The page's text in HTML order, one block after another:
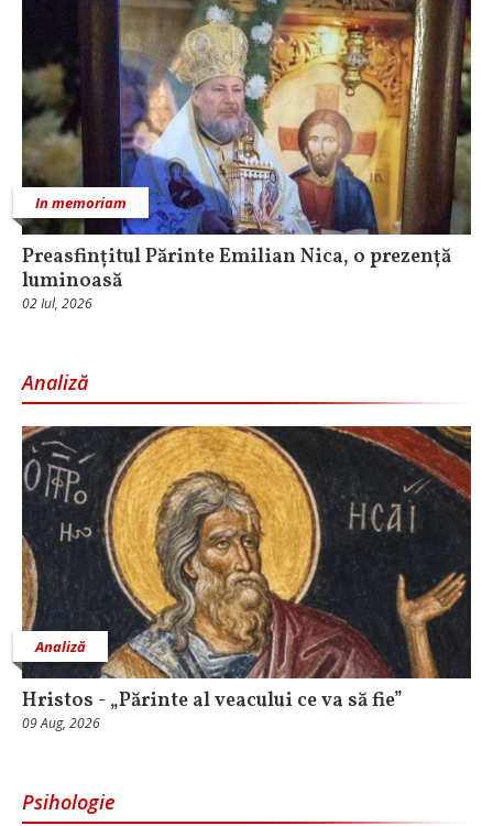
In memoriam
Preasfințitul Părinte Emilian Nica, o prezență
luminoasă
02 Iul, 2026
Analiză
Analiză
Hristos - „Părinte al veacului ce va să fie”
09 Aug, 2026
Psihologie